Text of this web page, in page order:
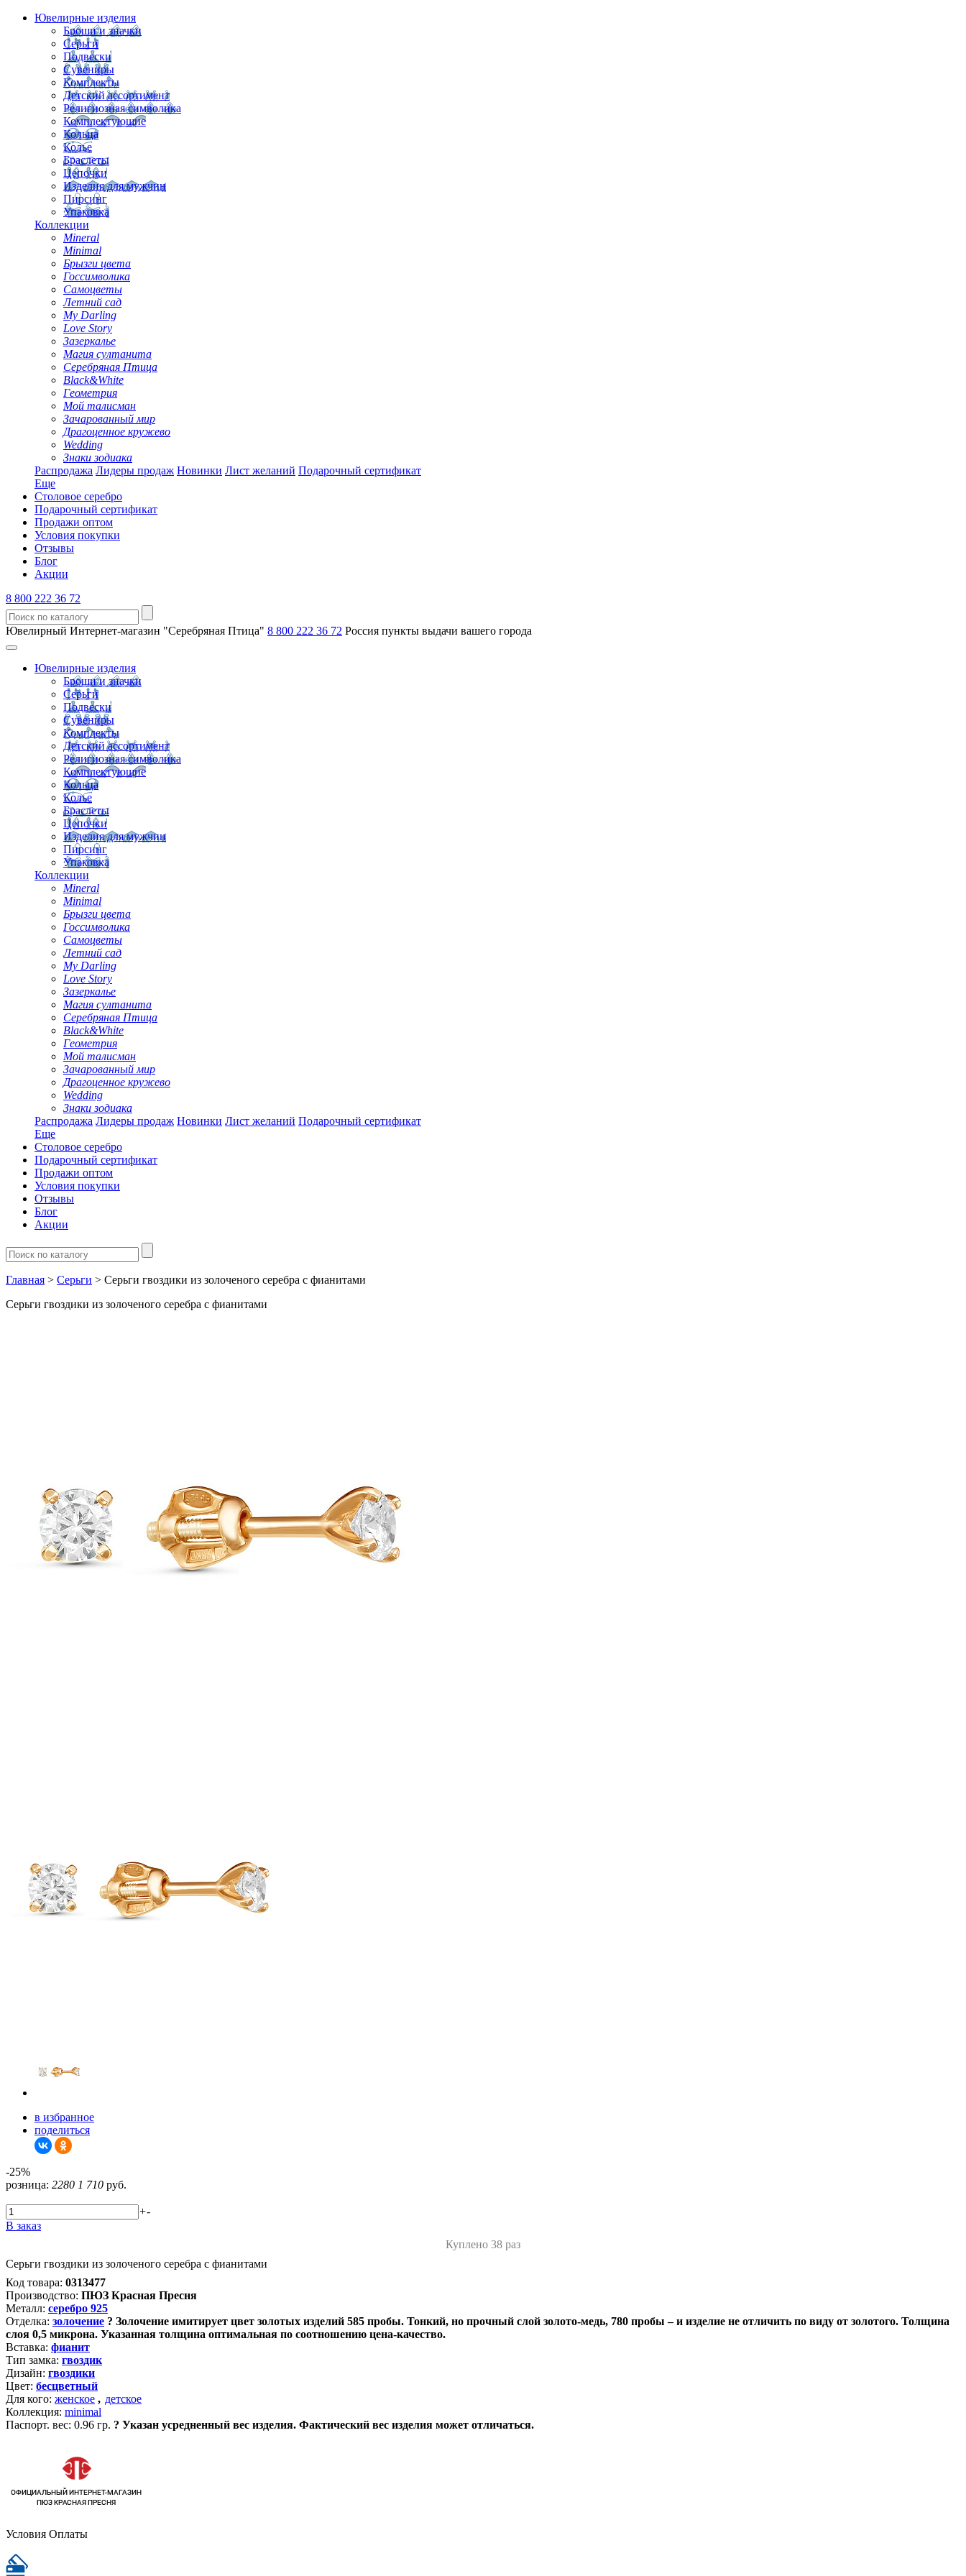
Ювелирные изделия
Броши и значки
Серьги
Подвески
Сувениры
Комплекты
Детский ассортимент
Религиозная символика
Комплектующие
Кольца
Колье
Браслеты
Цепочки
Изделия для мужчин
Пирсинг
Упаковка
Коллекции
Mineral
Minimal
Брызги цвета
Госсимволика
Самоцветы
Летний сад
My Darling
Love Story
Зазеркалье
Магия султанита
Серебряная Птица
Black&White
Геометрия
Мой талисман
Зачарованный мир
Драгоценное кружево
Wedding
Знаки зодиака
Распродажа Лидеры продаж Новинки Лист желаний Подарочный сертификат
Еще
Столовое серебро
Подарочный сертификат
Продажи оптом
Условия покупки
Отзывы
Блог
Акции
8 800 222 36 72
Ювелирный Интернет-магазин "Серебряная Птица" 8 800 222 36 72 Россия пункты выдачи вашего города
Ювелирные изделия
Броши и значки
Серьги
Подвески
Сувениры
Комплекты
Детский ассортимент
Религиозная символика
Комплектующие
Кольца
Колье
Браслеты
Цепочки
Изделия для мужчин
Пирсинг
Упаковка
Коллекции
Mineral
Minimal
Брызги цвета
Госсимволика
Самоцветы
Летний сад
My Darling
Love Story
Зазеркалье
Магия султанита
Серебряная Птица
Black&White
Геометрия
Мой талисман
Зачарованный мир
Драгоценное кружево
Wedding
Знаки зодиака
Распродажа Лидеры продаж Новинки Лист желаний Подарочный сертификат
Еще
Столовое серебро
Подарочный сертификат
Продажи оптом
Условия покупки
Отзывы
Блог
Акции
Главная > Серьги > Серьги гвоздики из золоченого серебра с фианитами
Серьги гвоздики из золоченого серебра с фианитами
в избранное
поделиться
-25%
розница: 2280 1 710 руб.
+-
В заказ
Куплено 38 раз
Серьги гвоздики из золоченого серебра с фианитами
Код товара: 0313477
Производство: ПЮЗ Красная Пресня
Металл: серебро 925
Отделка: золочение ? Золочение имитирует цвет золотых изделий 585 пробы. Тонкий, но прочный слой золото-медь, 780 пробы – и изделие не отличить по виду от золотого. Толщина
слоя 0,5 микрона. Указанная толщина оптимальная по соотношению цена-качество.
Вставка: фианит
Тип замка: гвоздик
Дизайн: гвоздики
Цвет: бесцветный
Для кого: женское , детское
Коллекция: minimal
Паспорт. вес: 0.96 гр. ? Указан усредненный вес изделия. Фактический вес изделия может отличаться.
Условия Оплаты